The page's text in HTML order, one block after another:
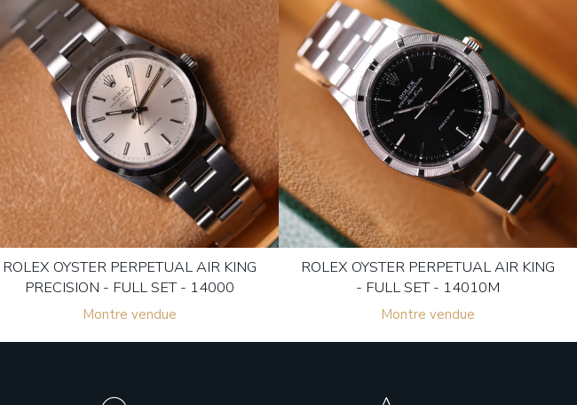
ROLEX OYSTER PERPETUAL AIR KING
PRECISION - FULL SET - 14000
Montre vendue
ROLEX OYSTER PERPETUAL AIR KING
- FULL SET - 14010M
Montre vendue